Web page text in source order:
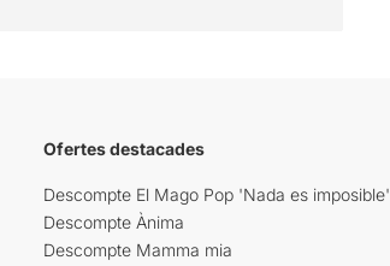
Ofertes destacades
Descompte El Mago Pop 'Nada es imposible'
Descompte Ànima
Descompte Mamma mia